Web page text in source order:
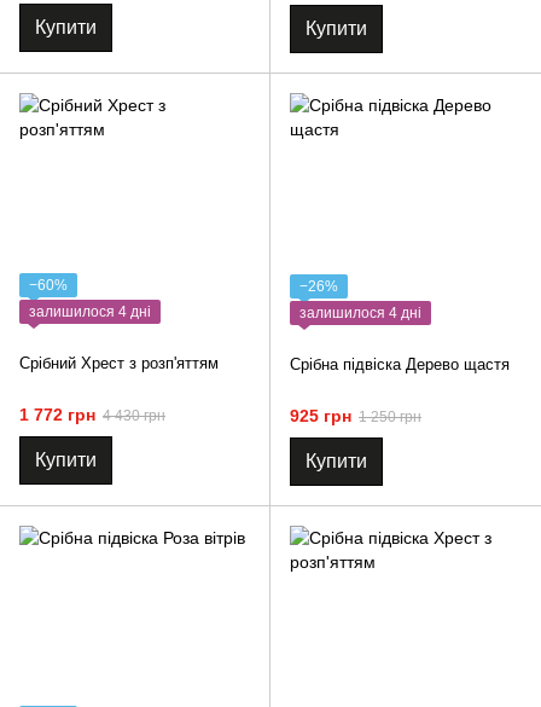
Купити Купити
−60%
залишилося 4 дні
Срібний Хрест з розп'яттям
1 772 грн 4 430 грн
Купити
−26%
залишилося 4 дні
Срібна підвіска Дерево щастя
925 грн 1 250 грн
Купити